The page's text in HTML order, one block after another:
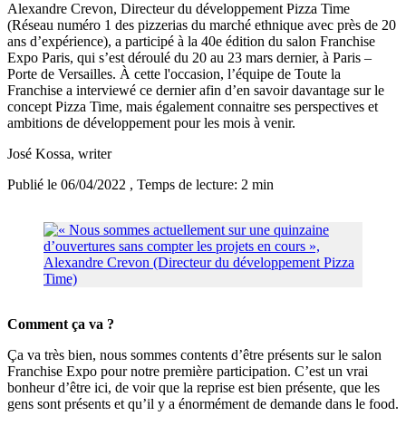
Alexandre Crevon, Directeur du développement Pizza Time
(Réseau numéro 1 des pizzerias du marché ethnique avec près de 20
ans d’expérience), a participé à la 40e édition du salon Franchise
Expo Paris, qui s’est déroulé du 20 au 23 mars dernier, à Paris –
Porte de Versailles. À cette l'occasion, l’équipe de Toute la
Franchise a interviewé ce dernier afin d’en savoir davantage sur le
concept Pizza Time, mais également connaitre ses perspectives et
ambitions de développement pour les mois à venir.
José Kossa, writer
Publié le 06/04/2022 , Temps de lecture: 2 min
Comment ça va ?
Ça va très bien, nous sommes contents d’être présents sur le salon
Franchise Expo pour notre première participation. C’est un vrai
bonheur d’être ici, de voir que la reprise est bien présente, que les
gens sont présents et qu’il y a énormément de demande dans le food.